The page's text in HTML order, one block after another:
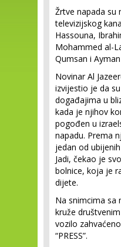
Žrtve napada su
televizijskog
Hassouna,
Mohammed al-
Qumsan i Ayman
Novinar Al
izvijestio je da
događajima u
kada je njihov
pogođen u
napadu. Prema
jedan od
Jadi, čekao je
bolnice, koja je
dijete.
Na snimcima sa
kruže
vozilo
“PRESS”.